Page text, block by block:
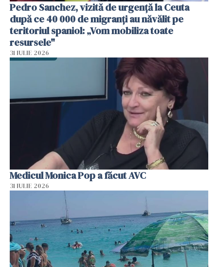
Pedro Sanchez, vizită de urgență la Ceuta
după ce 40 000 de migranți au năvălit pe
teritoriul spaniol: „Vom mobiliza toate
resursele"
31 IULIE 2026
Medicul Monica Pop a făcut AVC
31 IULIE 2026